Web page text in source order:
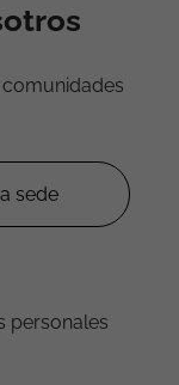
comunidades
personales